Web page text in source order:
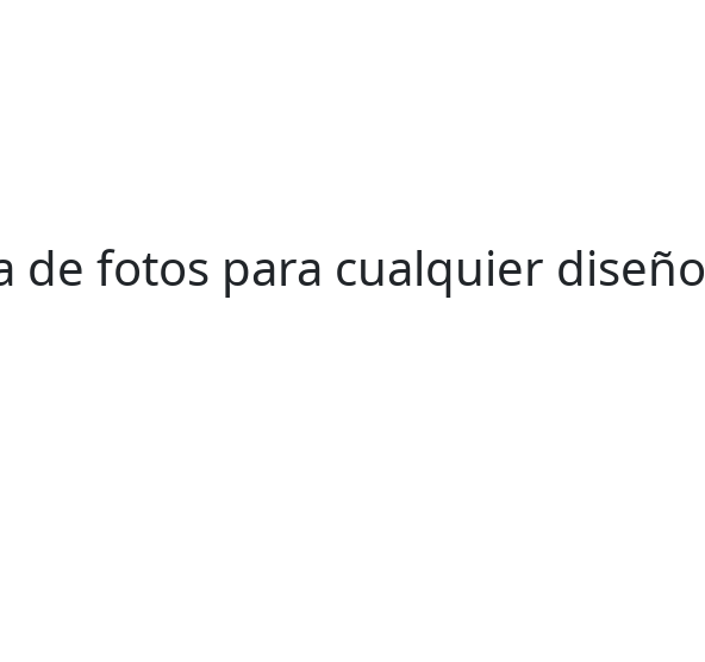
de fotos para cualquier diseño